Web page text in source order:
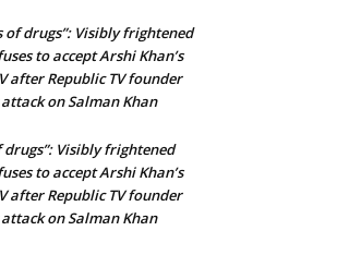
of drugs”: Visibly frightened
to accept Arshi Khan’s
after Republic TV founder
on Salman Khan
drugs”: Visibly frightened
to accept Arshi Khan’s
after Republic TV founder
on Salman Khan